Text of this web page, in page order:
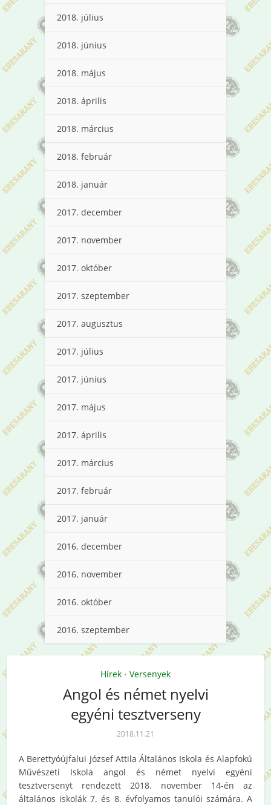
2018. július
2018. június
2018. május
2018. április
2018. március
2018. február
2018. január
2017. december
2017. november
2017. október
2017. szeptember
2017. augusztus
2017. július
2017. június
2017. május
2017. április
2017. március
2017. február
2017. január
2016. december
2016. november
2016. október
2016. szeptember
Hírek • Versenyek
Angol és német nyelvi
egyéni tesztverseny
2018.11.21
A Berettyóújfalui József Attila Általános Iskola és Alapfokú
Művészeti Iskola angol és német nyelvi egyéni
tesztversenyt rendezett 2018. november 14-én az
általános iskolák 7. és 8. évfolyamos tanulói számára. A